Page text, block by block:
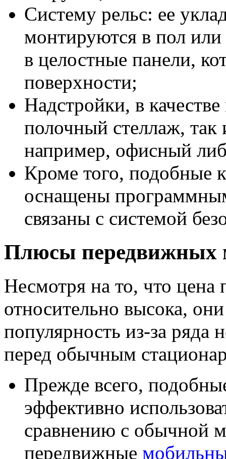
Систему рельс: ее
монтируются в пол
в целостные панели,
поверхности;
Надстройки, в
полочный стеллаж,
например, офисный
Кроме того, подобные
оснащены
связаны с системой
Плюсы передвижных
Несмотря на то, что
относительно высока,
популярность из-за
перед обычным
Прежде всего,
эффективно
сравнению с обычной
передвижные